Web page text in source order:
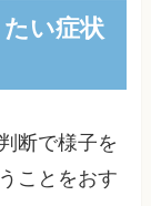
い症状
断で様子を
ことをおす